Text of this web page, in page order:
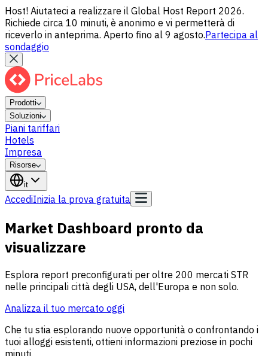
Host! Aiutateci a realizzare il Global Host Report 2026.
Richiede circa 10 minuti, è anonimo e vi permetterà di
riceverlo in anteprima. Aperto fino al 9 agosto.Partecipa al
sondaggio
Prodotti
Soluzioni
Piani tariffari
Hotels
Impresa
Risorse
it
AccediInizia la prova gratuita
Market Dashboard pronto da
visualizzare
Esplora report preconfigurati per oltre 200 mercati STR
nelle principali città degli USA, dell'Europa e non solo.
Analizza il tuo mercato oggi
Che tu stia esplorando nuove opportunità o confrontando i
tuoi alloggi esistenti, ottieni informazioni preziose in pochi
minuti.